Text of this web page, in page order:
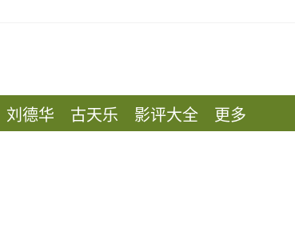
刘德华 古天乐 影评大全 更多